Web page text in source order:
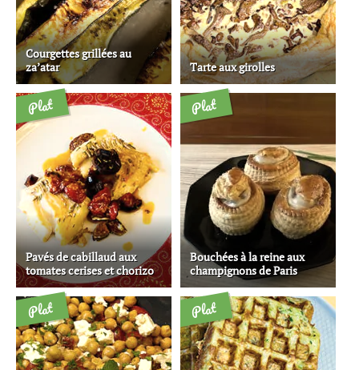
Courgettes grillées au
za’atar
Tarte aux girolles
Plat
Pavés de cabillaud aux
tomates cerises et chorizo
Plat
Bouchées à la reine aux
champignons de Paris
Plat Plat